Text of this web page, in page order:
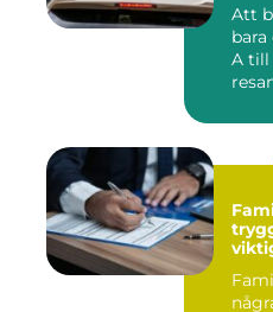
Att
A till